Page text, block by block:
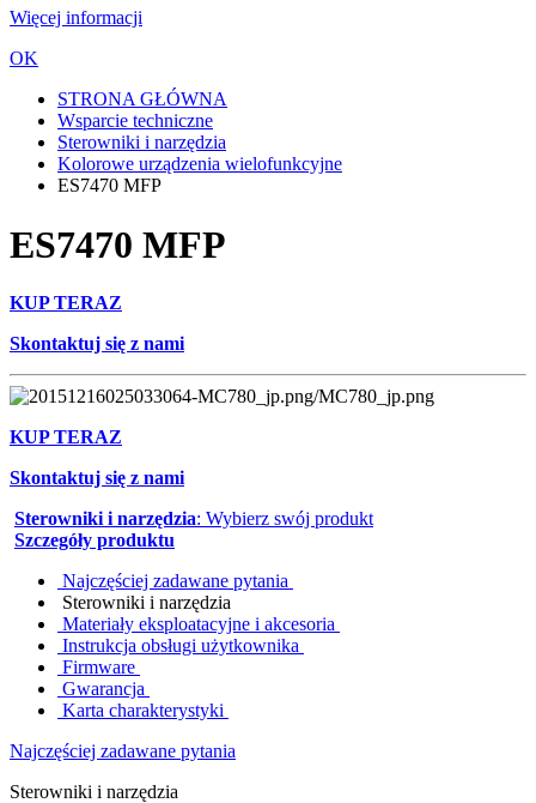
Więcej informacji
OK
STRONA GŁÓWNA
Wsparcie techniczne
Sterowniki i narzędzia
Kolorowe urządzenia wielofunkcyjne
ES7470 MFP
ES7470 MFP
KUP TERAZ
Skontaktuj się z nami
KUP TERAZ
Skontaktuj się z nami
Sterowniki i narzędzia: Wybierz swój produkt
Szczegóły produktu
Najczęściej zadawane pytania
Sterowniki i narzędzia
Materiały eksploatacyjne i akcesoria
Instrukcja obsługi użytkownika
Firmware
Gwarancja
Karta charakterystyki
Najczęściej zadawane pytania
Sterowniki i narzędzia